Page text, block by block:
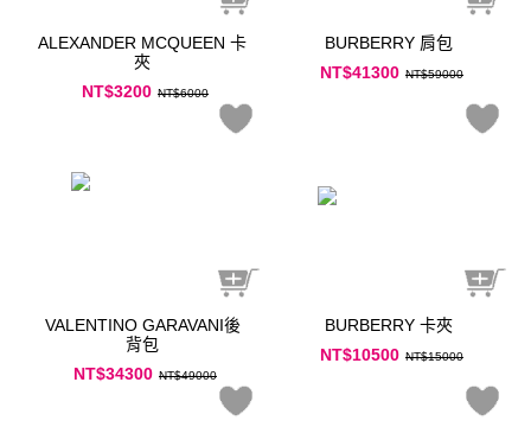
ALEXANDER MCQUEEN 卡
夾
NT$3200 NT$6000
BURBERRY 肩包
NT$41300 NT$59000
VALENTINO GARAVANI後
背包
NT$34300 NT$49000
BURBERRY 卡夾
NT$10500 NT$15000